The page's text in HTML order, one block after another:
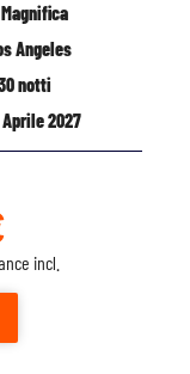
Magnifica
Angeles
notti
2027
incl.